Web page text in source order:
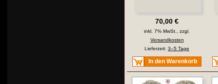
70,00 €
inkl. 7% MwSt., zzgl.
Versandkosten
Lieferzeit: 3–5 Tage
In den Warenkorb